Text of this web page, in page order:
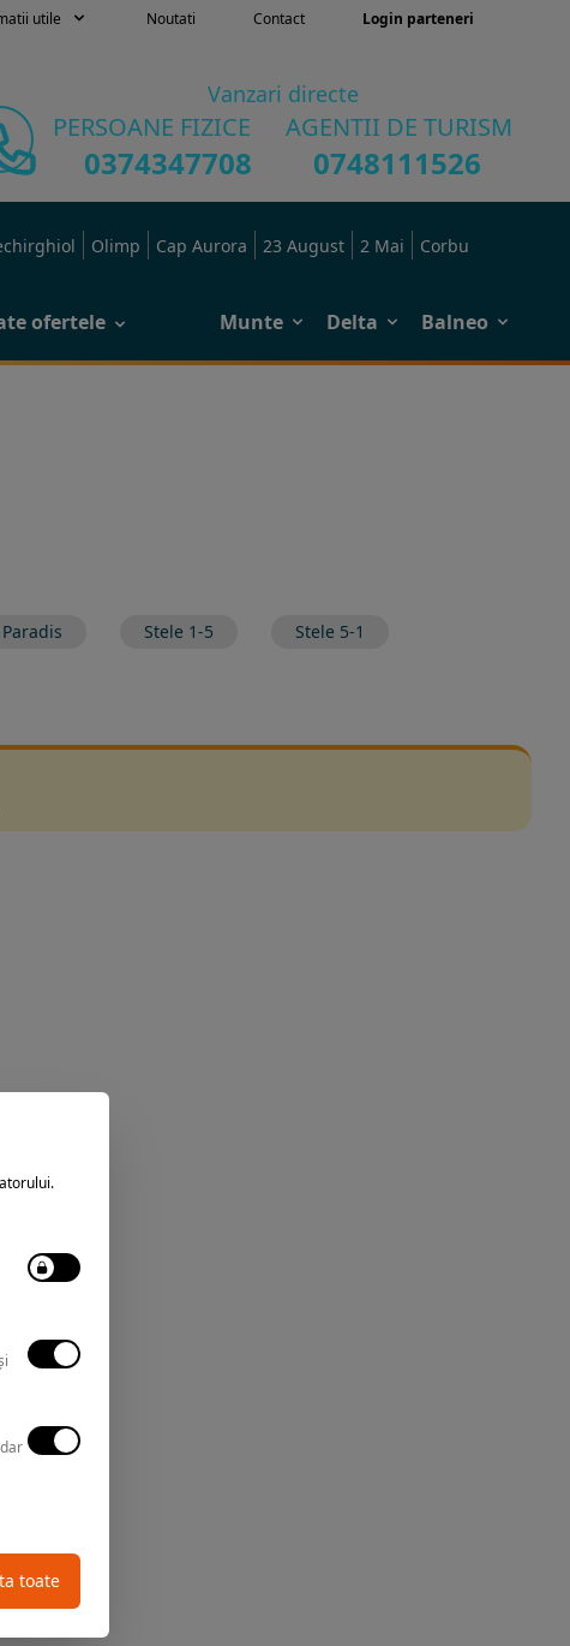
utile Noutati Contact Login parteneri
Vanzari directe
PERSOANE FIZICE AGENTII DE TURISM
0374347708 0748111526
Olimp Cap Aurora 23 August 2 Mai
Corbu
ofertele Munte Delta Balneo
Stele 1-5 Stele 5-1
toate